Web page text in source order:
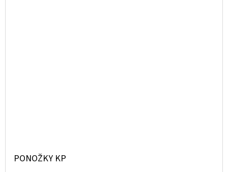
PONOŽKY KP